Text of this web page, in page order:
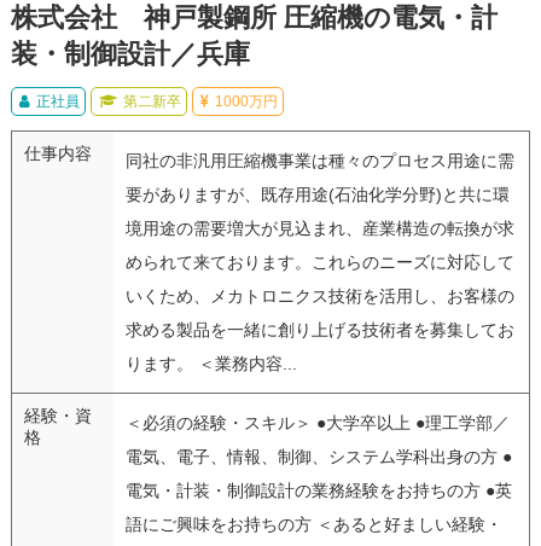
株式会社 神戸製鋼所 圧縮機の電気・計
装・制御設計／兵庫
正社員 第二新卒 1000万円
仕事内容
同社の非汎用圧縮機事業は種々のプロセス用途に需
要がありますが、既存用途(石油化学分野)と共に環
境用途の需要増大が見込まれ、産業構造の転換が求
められて来ております。これらのニーズに対応して
いくため、メカトロニクス技術を活用し、お客様の
求める製品を一緒に創り上げる技術者を募集してお
ります。 ＜業務内容...
経験・資
格
＜必須の経験・スキル＞ ●大学卒以上 ●理工学部／
電気、電子、情報、制御、システム学科出身の方 ●
電気・計装・制御設計の業務経験をお持ちの方 ●英
語にご興味をお持ちの方 ＜あると好ましい経験・